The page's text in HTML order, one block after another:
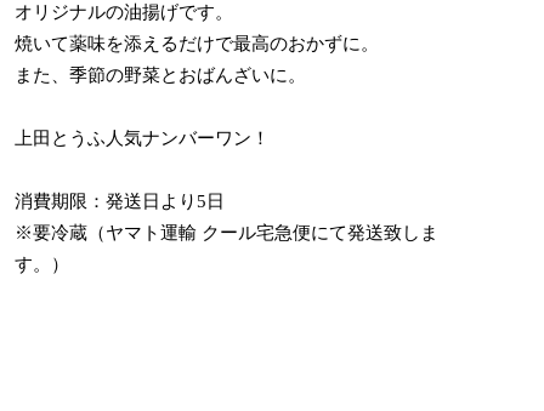
オリジナルの油揚げです。
焼いて薬味を添えるだけで最高のおかずに。
また、季節の野菜とおばんざいに。
上田とうふ人気ナンバーワン！
消費期限：発送日より5日
※要冷蔵（ヤマト運輸 クール宅急便にて発送致しま
す。）